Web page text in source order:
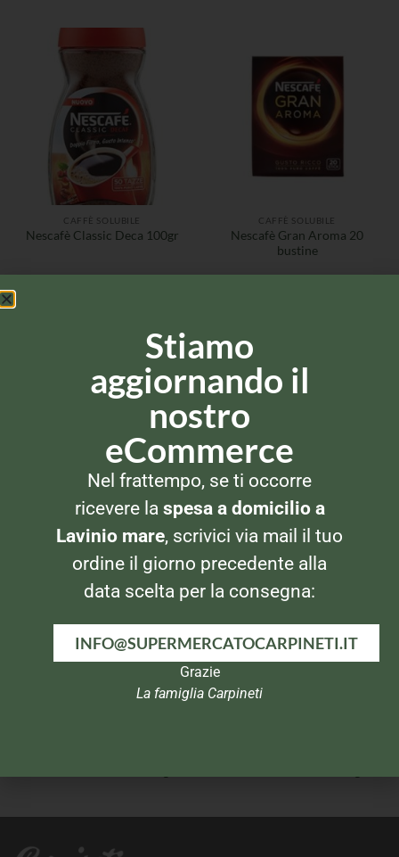
CAFFÈ SOLUBILE
Nescafè Classic Deca 100gr
CAFFÈ SOLUBILE
Nescafè Gran Aroma 20
bustine
CAFFÈ SOLUBILE
Nescafè Classic Strong
100gr
CAFFÈ SOLUBILE
Nescafè Relax 20 bustine
Stiamo
aggiornando il
nostro
eCommerce
Nel frattempo, se ti occorre
ricevere la spesa a domicilio a
Lavinio mare, scrivici via mail il tuo
ordine il giorno precedente alla
data scelta per la consegna:
INFO@SUPERMERCATOCARPINETI.IT
Grazie
La famiglia Carpineti